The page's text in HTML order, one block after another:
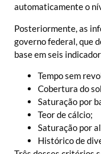
automaticamente o
Posteriormente, as
governo federal, que
base em seis
Tempo sem
Cobertura do
Saturação por
Teor de cálcio;
Saturação por
Histórico de